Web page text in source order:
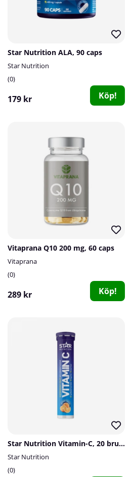
Star Nutrition ALA, 90 caps
Star Nutrition
0
179 kr Köp!
Vitaprana Q10 200 mg, 60 caps
Vitaprana
0
289 kr Köp!
Star Nutrition Vitamin-C, 20 brustabletter
Star Nutrition
0